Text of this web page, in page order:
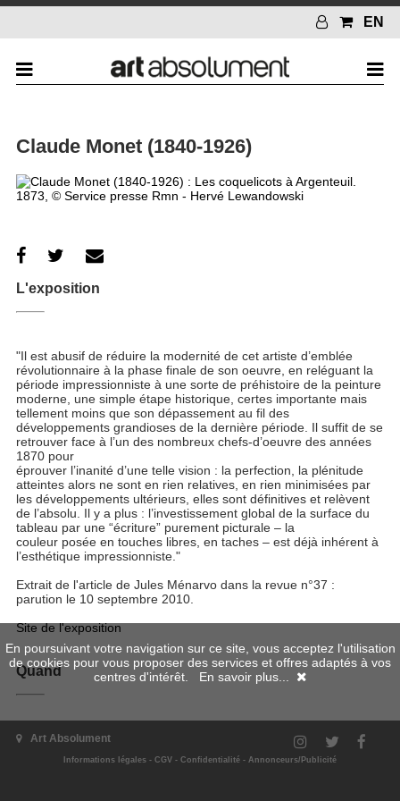
EN
Claude Monet (1840-1926)
L'exposition
"Il est abusif de réduire la modernité de cet artiste d’emblée
révolutionnaire à la phase finale de son oeuvre, en reléguant la
période impressionniste à une sorte de préhistoire de la peinture
moderne, une simple étape historique, certes importante mais
tellement moins que son dépassement au fil des
développements grandioses de la dernière période. Il suffit de se
retrouver face à l’un des nombreux chefs-d’oeuvre des années
1870 pour
éprouver l’inanité d’une telle vision : la perfection, la plénitude
atteintes alors ne sont en rien relatives, en rien minimisées par
les développements ultérieurs, elles sont définitives et relèvent
de l’absolu. Il y a plus : l’investissement global de la surface du
tableau par une “écriture” purement picturale – la
couleur posée en touches libres, en taches – est déjà inhérent à
l’esthétique impressionniste."
Extrait de l'article de Jules Ménarvo dans la revue n°37 :
parution le 10 septembre 2010.
Site de l'exposition
Quand
22/09/2010 - 24/01/2011
Art Absolument
Informations légales - CGV - Confidentialité - Annonceurs/Publicité
En poursuivant votre navigation sur ce site, vous acceptez l'utilisation
de cookies pour vous proposer des services et offres adaptés à vos
centres d'intérêt. En savoir plus...